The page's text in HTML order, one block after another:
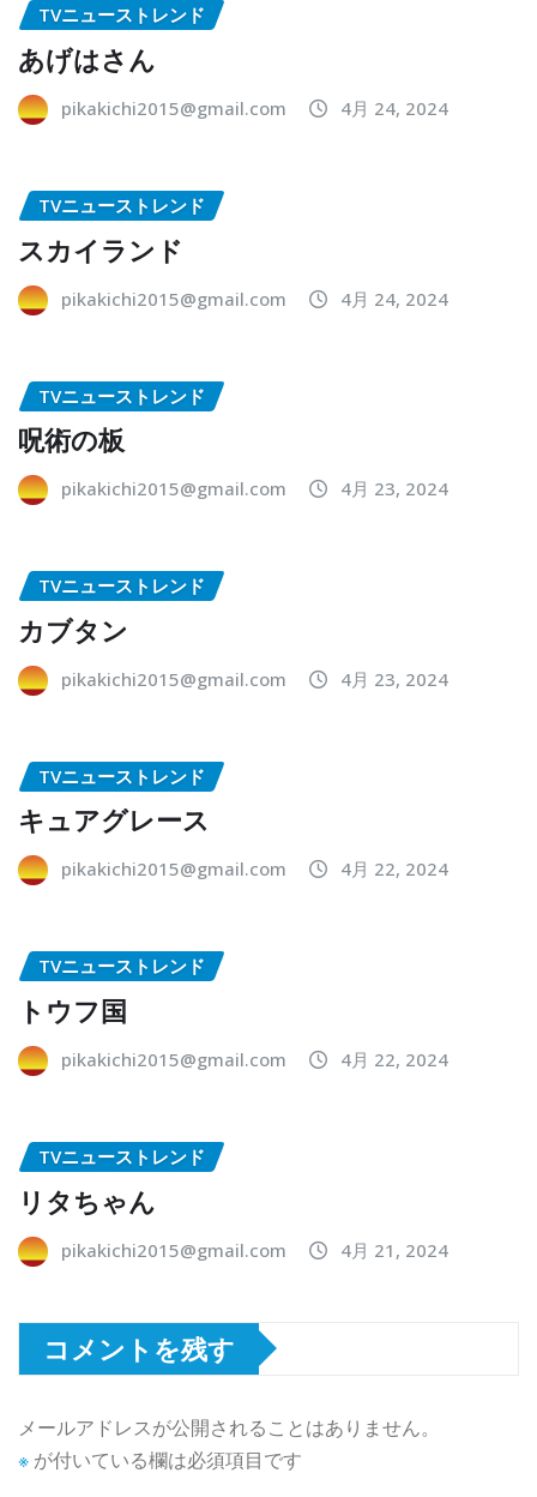
TVニューストレンド
あげはさん
pikakichi2015@gmail.com 4月 24, 2024
TVニューストレンド
スカイランド
pikakichi2015@gmail.com 4月 24, 2024
TVニューストレンド
呪術の板
pikakichi2015@gmail.com 4月 23, 2024
TVニューストレンド
カブタン
pikakichi2015@gmail.com 4月 23, 2024
TVニューストレンド
キュアグレース
pikakichi2015@gmail.com 4月 22, 2024
TVニューストレンド
トウフ国
pikakichi2015@gmail.com 4月 22, 2024
TVニューストレンド
リタちゃん
pikakichi2015@gmail.com 4月 21, 2024
コメントを残す
メールアドレスが公開されることはありません。
※ が付いている欄は必須項目です